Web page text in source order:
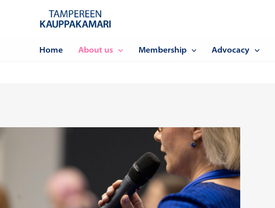
Home About us Membership Advocacy